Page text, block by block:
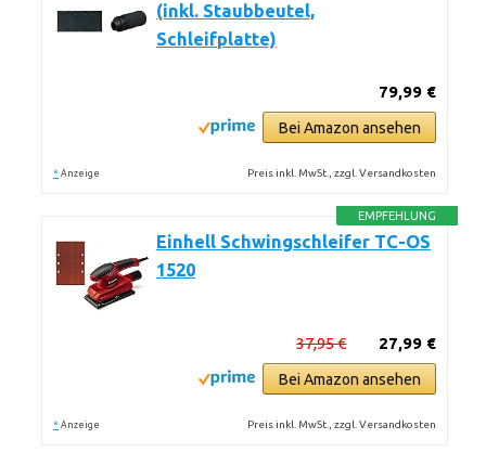
(inkl. Staubbeutel,
Schleifplatte)
79,99 €
Bei Amazon ansehen
* Anzeige Preis inkl. MwSt., zzgl. Versandkosten
EMPFEHLUNG
Einhell Schwingschleifer TC-OS
1520
27,99 €
37,95 €
Bei Amazon ansehen
* Anzeige Preis inkl. MwSt., zzgl. Versandkosten